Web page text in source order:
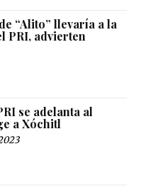
“Alito” llevaría a la
PRI, advierten
se adelanta al
a Xóchitl